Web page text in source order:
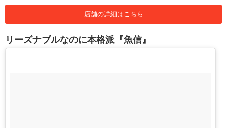
店舗の詳細はこちら
リーズナブルなのに本格派『魚信』